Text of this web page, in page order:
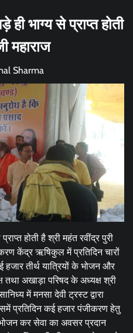
भाग्य से प्राप्त होती
महाराज
Sharma
होती है श्री महंत रवींद्र पुरी
केंद्र ऋषिकुल में प्रतिदिन चारों
तीर्थ यात्रियों के भोजन और
अखाड़ा परिषद के अध्यक्ष श्री
में मनसा देवी ट्रस्ट द्वारा
प्रतिदिन कई हजार पंजीकरण हेतु
भोजन कर सेवा का अवसर प्रदान